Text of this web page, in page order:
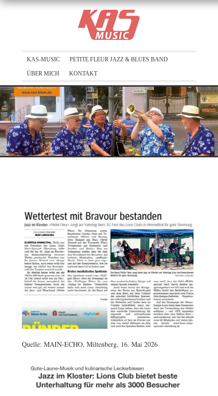
KAS-MUSIC PETITE FLEUR JAZZ & BLUES BAND
ÜBER MICH KONTAKT
PRESSE
Quelle: MAIN-ECHO, Miltenberg, 16. Mai 2026